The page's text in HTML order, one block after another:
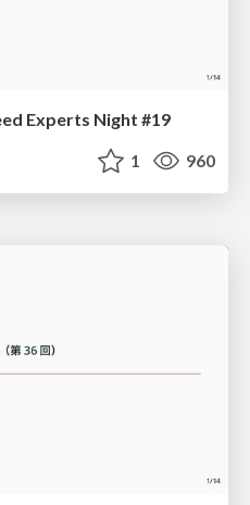
Experts Night #19
1 960